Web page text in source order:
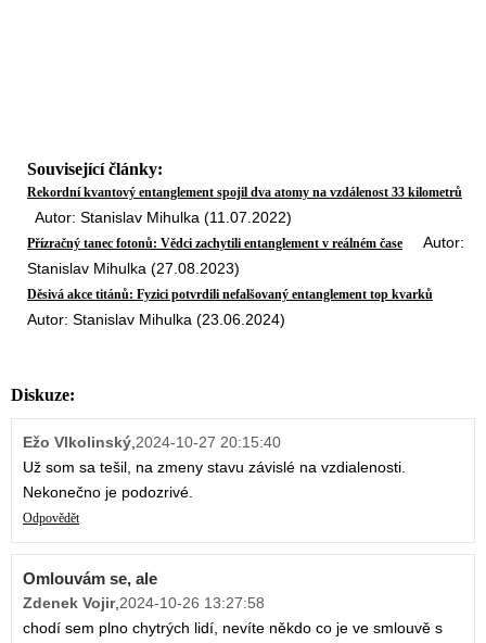
Související články:
Rekordní kvantový entanglement spojil dva atomy na vzdálenost 33 kilometrů
Autor: Stanislav Mihulka (11.07.2022)
Přízračný tanec fotonů: Vědci zachytili entanglement v reálném čase Autor:
Stanislav Mihulka (27.08.2023)
Děsivá akce titánů: Fyzici potvrdili nefalšovaný entanglement top kvarků
Autor: Stanislav Mihulka (23.06.2024)
Diskuze:
Ežo Vlkolinský 2024-10-27 20:15:40
Už som sa tešil, na zmeny stavu závislé na vzdialenosti.
Nekonečno je podozrivé.
Odpovědět
Omlouvám se, ale
Zdenek Vojir, 2024-10-26 13:27:58
chodí sem plno chytrých lidí, nevíte někdo co je ve smlouvě s